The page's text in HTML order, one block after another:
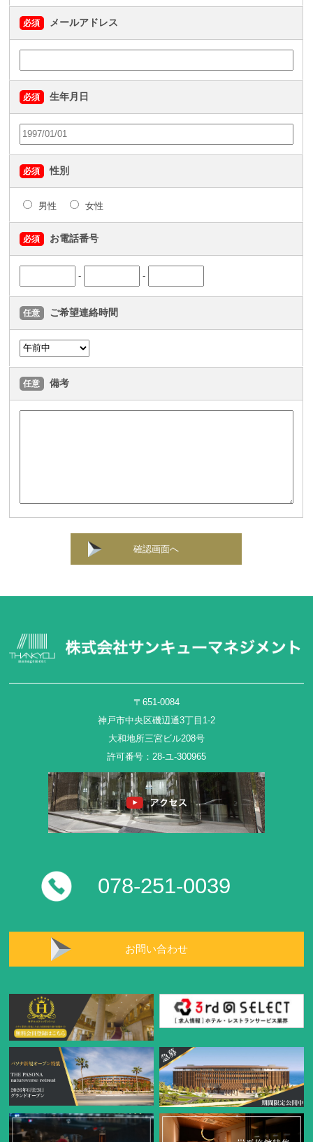
必須 メールアドレス
必須 生年月日
必須 性別
男性 女性
必須 お電話番号
- -
任意 ご希望連絡時間
任意 備考
確認画面へ
〒651-0084
神戸市中央区磯辺通3丁目1-2
大和地所三宮ビル208号
許可番号：28-ユ-300965
078-251-0039
お問い合わせ